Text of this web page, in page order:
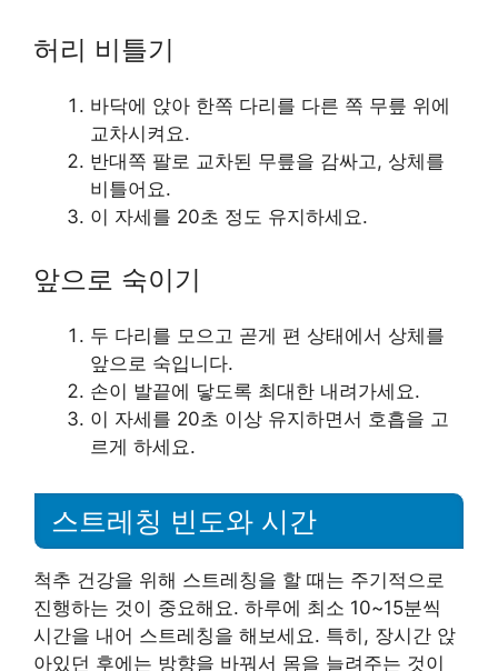
허리 비틀기
바닥에 앉아 한쪽 다리를 다른 쪽 무릎 위에
교차시켜요.
반대쪽 팔로 교차된 무릎을 감싸고, 상체를
비틀어요.
이 자세를 20초 정도 유지하세요.
앞으로 숙이기
두 다리를 모으고 곧게 편 상태에서 상체를
앞으로 숙입니다.
손이 발끝에 닿도록 최대한 내려가세요.
이 자세를 20초 이상 유지하면서 호흡을 고
르게 하세요.
스트레칭 빈도와 시간
척추 건강을 위해 스트레칭을 할 때는 주기적으로
진행하는 것이 중요해요. 하루에 최소 10~15분씩
시간을 내어 스트레칭을 해보세요. 특히, 장시간 앉
아있던 후에는 방향을 바꿔서 몸을 늘려주는 것이